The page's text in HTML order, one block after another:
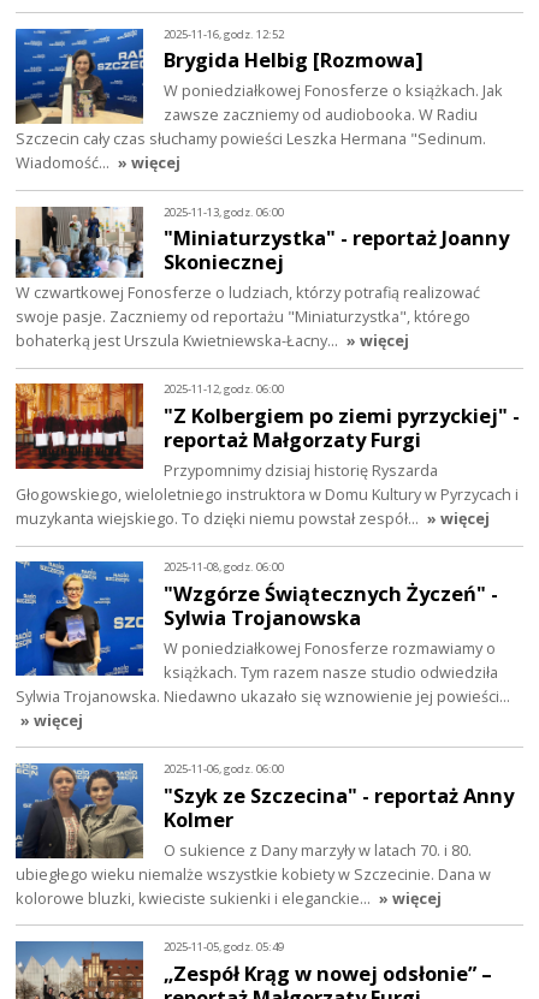
2025-11-16, godz. 12:52
Brygida Helbig [Rozmowa]
W poniedziałkowej Fonosferze o książkach. Jak
zawsze zaczniemy od audiobooka. W Radiu
Szczecin cały czas słuchamy powieści Leszka Hermana "Sedinum.
Wiadomość… » więcej
2025-11-13, godz. 06:00
"Miniaturzystka" - reportaż Joanny
Skoniecznej
W czwartkowej Fonosferze o ludziach, którzy potrafią realizować
swoje pasje. Zaczniemy od reportażu "Miniaturzystka", którego
bohaterką jest Urszula Kwietniewska-Łacny… » więcej
2025-11-12, godz. 06:00
"Z Kolbergiem po ziemi pyrzyckiej" -
reportaż Małgorzaty Furgi
Przypomnimy dzisiaj historię Ryszarda
Głogowskiego, wieloletniego instruktora w Domu Kultury w Pyrzycach i
muzykanta wiejskiego. To dzięki niemu powstał zespół… » więcej
2025-11-08, godz. 06:00
"Wzgórze Świątecznych Życzeń" -
Sylwia Trojanowska
W poniedziałkowej Fonosferze rozmawiamy o
książkach. Tym razem nasze studio odwiedziła
Sylwia Trojanowska. Niedawno ukazało się wznowienie jej powieści…
» więcej
2025-11-06, godz. 06:00
"Szyk ze Szczecina" - reportaż Anny
Kolmer
O sukience z Dany marzyły w latach 70. i 80.
ubiegłego wieku niemalże wszystkie kobiety w Szczecinie. Dana w
kolorowe bluzki, kwieciste sukienki i eleganckie… » więcej
2025-11-05, godz. 05:49
„Zespół Krąg w nowej odsłonie” –